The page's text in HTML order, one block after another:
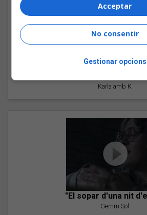
Karla amb K
"El sopar d'una nit
Gemm Sol
Acceptar
No consentir
Gestionar opcions